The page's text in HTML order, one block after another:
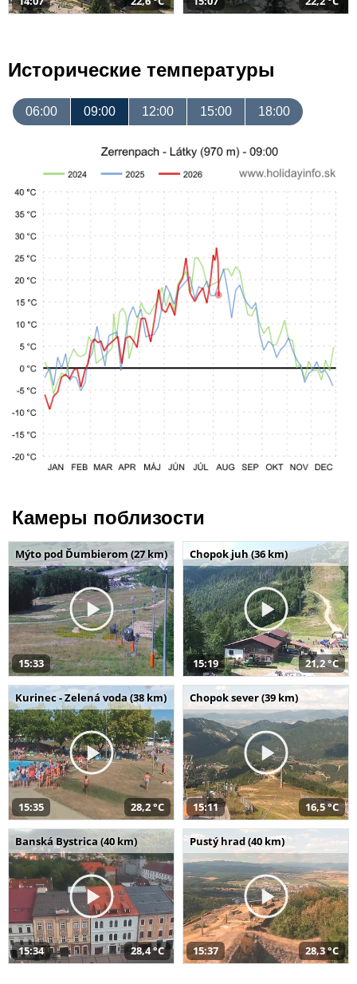
Исторические температуры
06:00 09:00 12:00 15:00 18:00
Камеры поблизости
Mýto pod Ďumbierom (27 km)
15:33
Chopok juh (36 km)
15:19 21,2 °C
Kurinec - Zelená voda (38 km)
15:35 28,2 °C
Chopok sever (39 km)
15:11 16,5 °C
Banská Bystrica (40 km)
15:34 28,4 °C
Pustý hrad (40 km)
15:37 28,3 °C